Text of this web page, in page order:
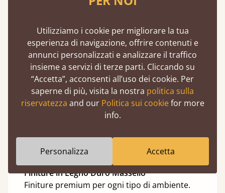
Foresta Rossa
Naturale
Bianco Caldo
Grigio Lavato
Finiture in Legno Duro Massello
Finiture premium per ogni tipo di ambiente.
Utilizziamo i cookie per migliorare la tua
esperienza di navigazione, offrire contenuti e
annunci personalizzati e analizzare il traffico
insieme a servizi di terze parti. Cliccando su
“Accetta”, acconsenti all’uso dei cookie. Per
saperne di più, visita la nostra politica sulla
riservatezza and our Politica sui cookiefor more
info.
Personalizza Accetta